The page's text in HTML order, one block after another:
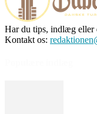
Har du tips, indlæg eller
Kontakt os: